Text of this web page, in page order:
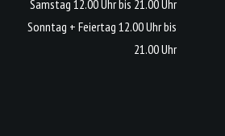
Samstag 12.00 Uhr bis 21.00 Uhr
Sonntag + Feiertag 12.00 Uhr bis
21.00 Uhr